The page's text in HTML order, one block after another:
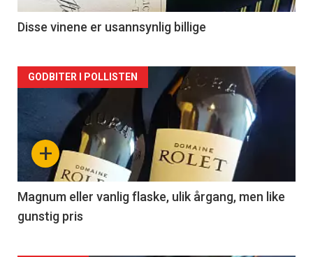
2
Disse vinene er usannsynlig billige
Forsiden
akkurat
nå
3
+
GODBITER I POLLISTEN
Magnum eller vanlig flaske, ulik årgang, men like
gunstig pris